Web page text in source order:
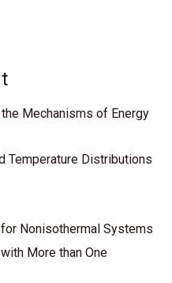
Mechanisms of Energy
Temperature Distributions
Nonisothermal Systems
More than One